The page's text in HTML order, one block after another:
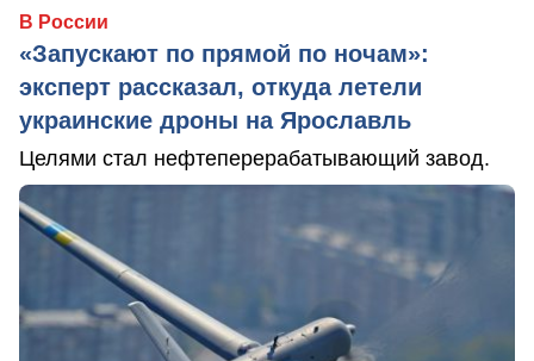
В России
«Запускают по прямой по ночам»:
эксперт рассказал, откуда летели
украинские дроны на Ярославль
Целями стал нефтеперерабатывающий завод.